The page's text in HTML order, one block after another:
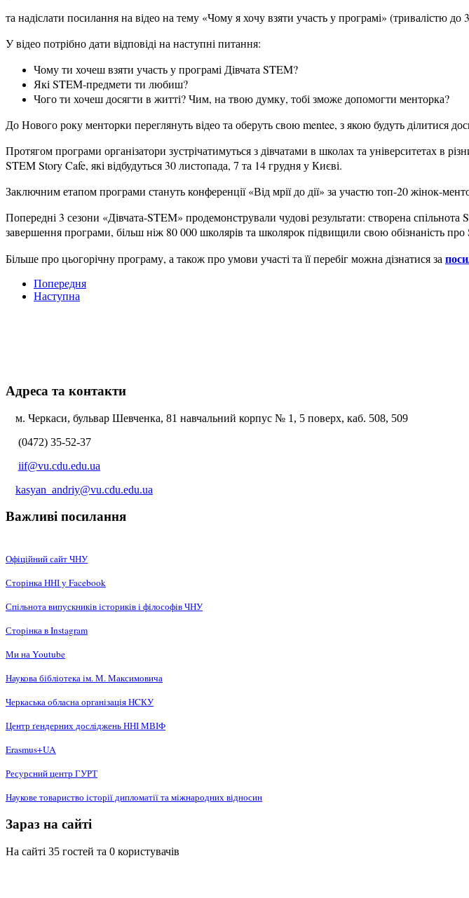
та надіслати посилання на відео на тему «Чому я хочу взяти участь у програмі» (тривалістю до
У відео потрібно дати відповіді на наступні питання:
Чому ти хочеш взяти участь у програмі Дівчата STEM?
Які STEM-предмети ти любиш?
Чого ти хочеш досягти в житті? Чим, на твою думку, тобі зможе допомогти менторка?
До Нового року менторки переглянуть відео та оберуть свою mentee, з якою будуть ділитися
Протягом програми організатори зустрічатимуться з дівчатами в школах та університетах в
STEM Story Cafe, які відбудуться 30 листопада, 7 та 14 грудня у Києві.
Заключним етапом програми стануть конференції «Від мрії до дії» за участю топ-20 жінок-
Попередні 3 сезони «Дівчата-STEM» продемонстрували чудові результати: створена
завершення програми, більш ніж 80 000 школярів та школярок підвищили свою обізнаність
Більше про цьогорічну програму, а також про умови участі та її перебіг можна дізнатися за
Попередня
Наступна
Адреса та контакти
м. Черкаси, бульвар Шевченка, 81 навчальний корпус № 1, 5 поверх, каб. 508, 509
(0472) 35-52-37
iif@vu.cdu.edu.ua
kasyan_andriy@vu.cdu.edu.ua
Важливі посилання
Офіційний сайт ЧНУ
Сторінка ННІ у Facebook
Спільнота випускників істориків і філософів ЧНУ
Сторінка в Instagram
Ми на Youtube
Наукова бібліотека ім. М. Максимовича
Черкаська обласна організація НCКУ
Центр ґендерних досліджень ННІ МВІФ
Erasmus+UA
Ресурсний центр ГУРТ
Наукове товариство історії дипломатії та міжнародних відносин
Зараз на сайті
На сайті 35 гостей та 0 користувачів